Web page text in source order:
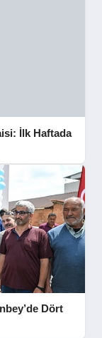
İlk Haftada
Dört